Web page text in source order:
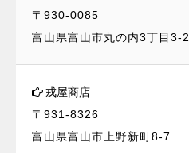
〒930-0085
富山県富山市丸の内3丁目3-2
戎屋商店
〒931-8326
富山県富山市上野新町8-7